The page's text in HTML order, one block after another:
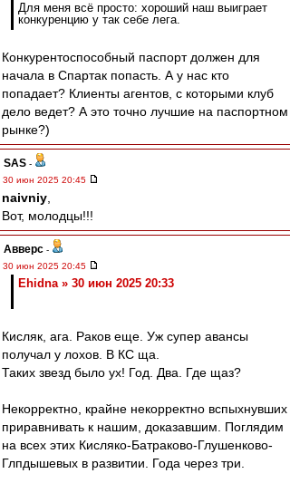
Для меня всё просто: хороший наш выиграет
конкуренцию у так себе лега.
Конкурентоспособный паспорт должен для
начала в Спартак попасть. А у нас кто
попадает? Клиенты агентов, с которыми клуб
дело ведет? А это точно лучшие на паспортном
рынке?)
SAS -
30 июн 2025 20:45
naivniy
Вот, молодцы!!!
Авверс -
30 июн 2025 20:45
Ehidna » 30 июн 2025 20:33
Кисляк, ага. Раков еще. Уж супер авансы
получал у лохов. В КС ща.
Таких звезд было ух! Год. Два. Где щаз?
Некорректно, крайне некорректно вспыхнувших
приравнивать к нашим, доказавшим. Поглядим
на всех этих Кисляко-Батраково-Глушенково-
Глпдышевых в развитии. Года через три.